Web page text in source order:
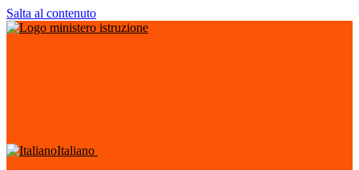
Salta al contenuto
Italiano